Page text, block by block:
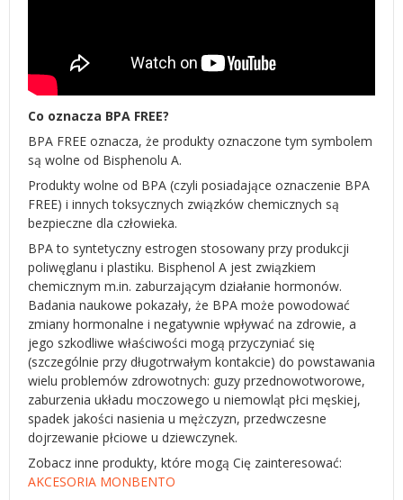
Co oznacza BPA FREE?
BPA FREE oznacza, że produkty oznaczone tym symbolem
są wolne od Bisphenolu A.
Produkty wolne od BPA (czyli posiadające oznaczenie BPA
FREE) i innych toksycznych związków chemicznych są
bezpieczne dla człowieka.
BPA to syntetyczny estrogen stosowany przy produkcji
poliwęglanu i plastiku. Bisphenol A jest związkiem
chemicznym m.in. zaburzającym działanie hormonów.
Badania naukowe pokazały, że BPA może powodować
zmiany hormonalne i negatywnie wpływać na zdrowie, a
jego szkodliwe właściwości mogą przyczyniać się
(szczególnie przy długotrwałym kontakcie) do powstawania
wielu problemów zdrowotnych: guzy przednowotworowe,
zaburzenia układu moczowego u niemowląt płci męskiej,
spadek jakości nasienia u mężczyzn, przedwczesne
dojrzewanie płciowe u dziewczynek.
Zobacz inne produkty, które mogą Cię zainteresować:
AKCESORIA MONBENTO